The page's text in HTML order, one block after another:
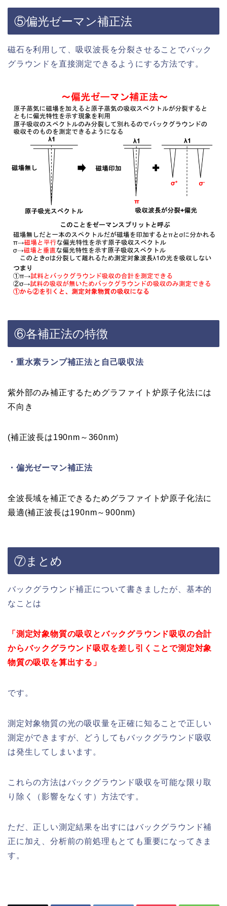
⑤偏光ゼーマン補正法
磁石を利用して、吸収波長を分裂させることでバック
グラウンドを直接測定できるようにする方法です。
⑥各補正法の特徴
・重水素ランプ補正法と自己吸収法
紫外部のみ補正するためグラファイト炉原子化法には
不向き
(補正波長は190nm～360nm)
・偏光ゼーマン補正法
全波長域を補正できるためグラファイト炉原子化法に
最適(補正波長は190nm～900nm)
⑦まとめ
バックグラウンド補正について書きましたが、基本的
なことは
「測定対象物質の吸収とバックグラウンド吸収の合計
からバックグラウンド吸収を差し引くことで測定対象
物質の吸収を算出する」
です。
測定対象物質の光の吸収量を正確に知ることで正しい
測定ができますが、どうしてもバックグラウンド吸収
は発生してしまいます。
これらの方法はバックグラウンド吸収を可能な限り取
り除く（影響をなくす）方法です。
ただ、正しい測定結果を出すにはバックグラウンド補
正に加え、分析前の前処理もとても重要になってきま
す。